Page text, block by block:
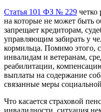
Статья 101 ФЗ № 229 четко
на которые не может быть
запрещает кредиторам,
управляющим забирать у
кормильца. Помимо этого,
инвалидам и ветеранам,
реабилитации,
выплаты на содержание
связанные меры
Что касается страховой